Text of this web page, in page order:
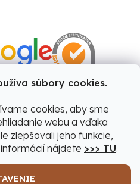
súbory cookies.
cookies, aby sme
webu a vďaka
zlepšovali jeho funkcie,
nájdete >>> TU.